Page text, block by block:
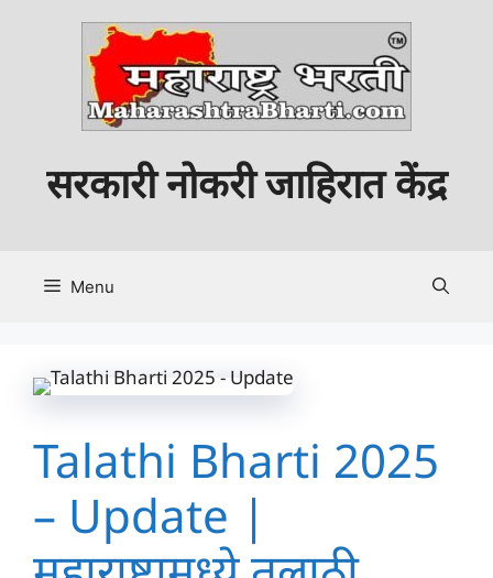
सरकारी नोकरी जाहिरात केंद्र
Menu
Talathi Bharti 2025
– Update |